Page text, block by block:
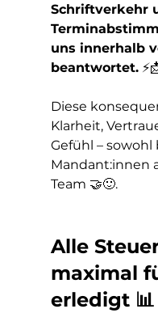
Schriftverkehr
uns innerhalb
beantwortet.
Diese
Klarheit,
Gefühl – sowohl
Mandant:innen
Team 🤝🙂.
Alle
maximal
erledigt 📊